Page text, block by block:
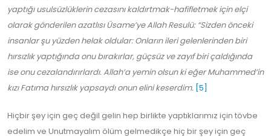
yaptığı usulsüzlüklerin cezasını kaldırtmak-hafifletmek için elçi
olarak gönderilen azatlısı Üsame’ye Allah Resulü: “Sizden önceki
insanlar şu yüzden helak oldular: Onların ileri gelenlerinden biri
hırsızlık yaptığında onu bırakırlar, güçsüz ve zayıf biri çaldığında
ise onu cezalandırırlardı. Allah’a yemin olsun ki eğer Muhammed’in
kızı Fatıma hırsızlık yapsaydı onun elini keserdim. [5]
Hiçbir şey için geç değil gelin hep birlikte yaptıklarımız için tövbe
edelim ve Unutmayalım ölüm gelmedikçe hiç bir şey için geç